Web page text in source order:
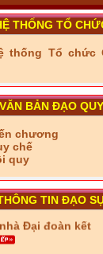
THỐNG TỔ
thống Tổ chức
VĂN BẢN ĐẠO QUY
chương
chế
quy
TIN ĐẠO
tấm lòng thiện
vùng biên
TRỊ SỰ XÃ ĐẠI
TỈNH ĐỒNG
SỨC ĐẾN
Châu Phú khánh
cầu Kênh 7 - Nam
Phú Lâm bàn giao
Đại đoàn kết